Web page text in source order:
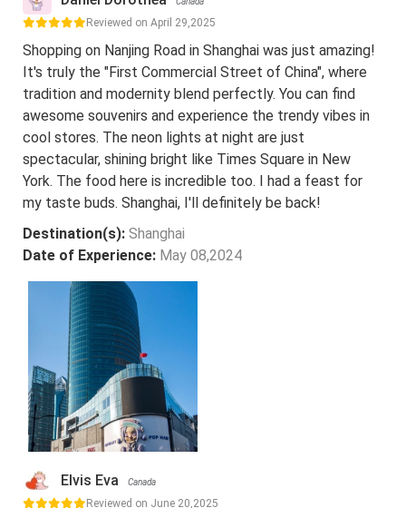
Reviewed on April 29,2025
Shopping on Nanjing Road in Shanghai was just amazing!
It's truly the "First Commercial Street of China", where
tradition and modernity blend perfectly. You can find
awesome souvenirs and experience the trendy vibes in
cool stores. The neon lights at night are just
spectacular, shining bright like Times Square in New
York. The food here is incredible too. I had a feast for
my taste buds. Shanghai, I'll definitely be back!
Destination(s): Shanghai
Date of Experience: May 08,2024
Elvis Eva Canada
Reviewed on June 20,2025